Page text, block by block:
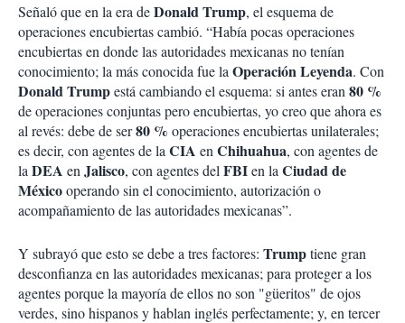
Señaló que en la era deDonald Trump, el esquema de
operaciones encubiertas cambió. “Había pocas operaciones
encubiertas en donde las autoridades mexicanas no tenían
conocimiento; la más conocida fue laOperación Leyenda. Con
Donald Trumpestá cambiando el esquema: si antes eran80 %
de operaciones conjuntas pero encubiertas, yo creo que ahora es
al revés: debe de ser80 % operaciones encubiertas unilaterales;
es decir, con agentes de laCIA enChihuahua, con agentes de
laDEA enJalisco, con agentes delFBIen laCiudad de
Méxicooperando sin el conocimiento, autorización o
acompañamiento de las autoridades mexicanas”.
Y subrayó que esto se debe a tres factores: Trumptiene gran
desconfianza en las autoridades mexicanas; para proteger a los
agentes porque la mayoría de ellos no son "güeritos" de ojos
verdes, sino hispanos y hablan inglés perfectamente; y, en tercer